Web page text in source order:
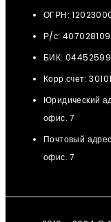
ОГРН:
Р/с:
БИК:
Корр.счет:
Юридический
офис. 7
Почтовый
офис. 7